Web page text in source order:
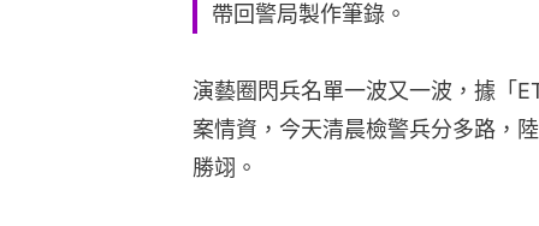
帶回警局製作筆錄。
演藝圈閃兵名單一波又一波，據「
案情資，今天清晨檢警兵分多路，
勝翊。